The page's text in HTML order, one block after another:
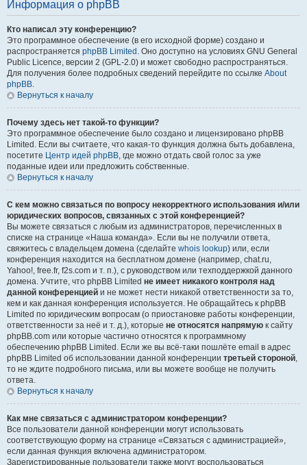
Информация о phpBB
Кто написал эту конференцию?
Это программное обеспечение (в его исходной форме) создано и
распространяется phpBB Limited . Оно доступно на условиях GNU General
Public Licence, версии 2 (GPL-2.0) и может свободно распространяться.
Для получения более подробных сведений перейдите по ссылке About
phpBB.
Вернуться к началу
Почему здесь нет такой-то функции?
Это программное обеспечение было создано и лицензировано phpBB
Limited. Если вы считаете, что какая-то функция должна быть добавлена,
посетите Центр идей phpBB, где можно отдать свой голос за уже
поданные идеи или предложить собственные.
Вернуться к началу
С кем можно связаться по вопросу некорректного использования и/или
юридических вопросов, связанных с этой конференцией?
Вы можете связаться с любым из администраторов, перечисленных в
списке на странице «Наша команда». Если вы не получили ответа,
свяжитесь с владельцем домена (сделайте whois lookup) или, если
конференция находится на бесплатном домене (например, chat.ru,
Yahoo!, free.fr, f2s.com и т. п.), с руководством или техподдержкой данного
домена. Учтите, что phpBB Limited не имеет никакого контроля над
данной конференцией и не может нести никакой ответственности за то,
кем и как данная конференция используется. Не обращайтесь к phpBB
Limited по юридическим вопросам (о приостановке работы конференции,
ответственности за неё и т. д.), которые не относятся напрямую к сайту
phpBB.com или которые частично относятся к программному
обеспечению phpBB Limited. Если же вы всё-таки пошлёте email в адрес
phpBB Limited об использовании данной конференции третьей стороной,
то не ждите подробного письма, или вы можете вообще не получить
ответа.
Вернуться к началу
Как мне связаться с администратором конференции?
Все пользователи данной конференции могут использовать
соответствующую форму на странице «Связаться с администрацией»,
если данная функция включена администратором.
Зарегистрированные пользователи также могут воспользоваться